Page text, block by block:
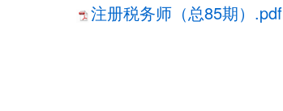
注册税务师（总85期）.pdf